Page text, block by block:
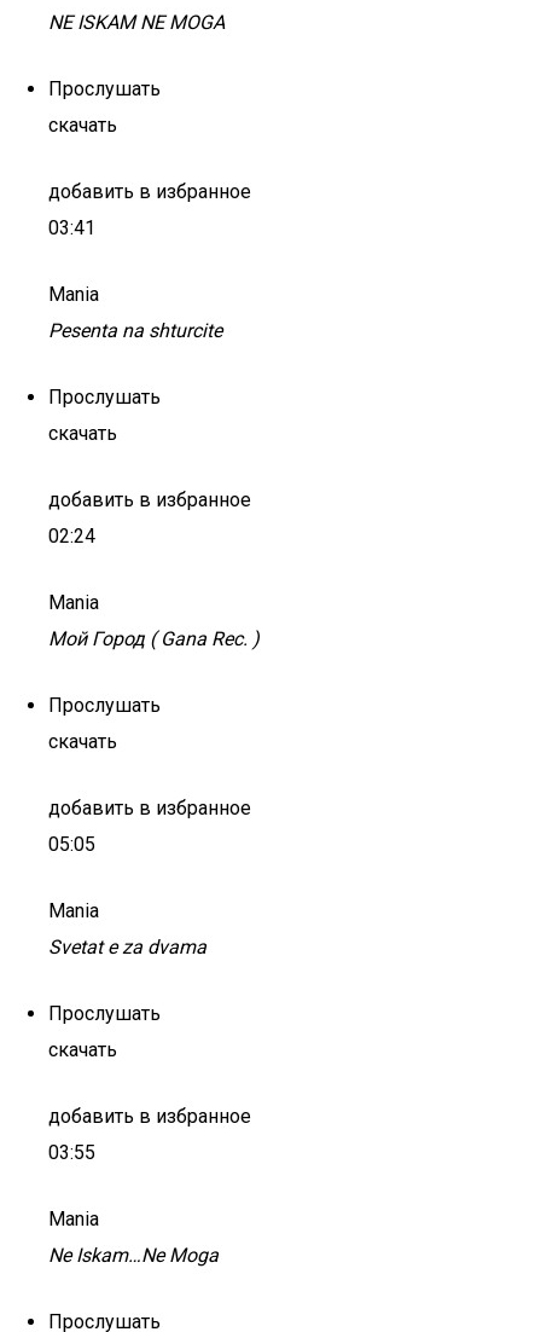
NE ISKAM NE MOGA
Прослушать
скачать
добавить в избранное
03:41
Mania
Pesenta na shturcite
Прослушать
скачать
добавить в избранное
02:24
Mania
Мой Город ( Gana Rec. )
Прослушать
скачать
добавить в избранное
05:05
Mania
Svetat e za dvama
Прослушать
скачать
добавить в избранное
03:55
Mania
Ne Iskam…Ne Moga
Прослушать